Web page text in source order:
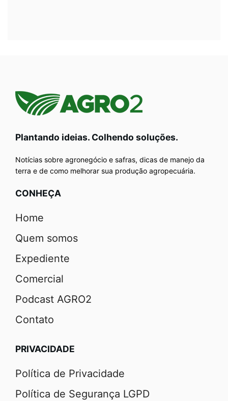
Plantando ideias. Colhendo soluções.
Notícias sobre agronegócio e safras, dicas de manejo da
terra e de como melhorar sua produção agropecuária.
CONHEÇA
Home
Quem somos
Expediente
Comercial
Podcast AGRO2
Contato
PRIVACIDADE
Política de Privacidade
Política de Segurança LGPD